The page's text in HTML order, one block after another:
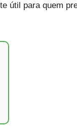
útil para quem